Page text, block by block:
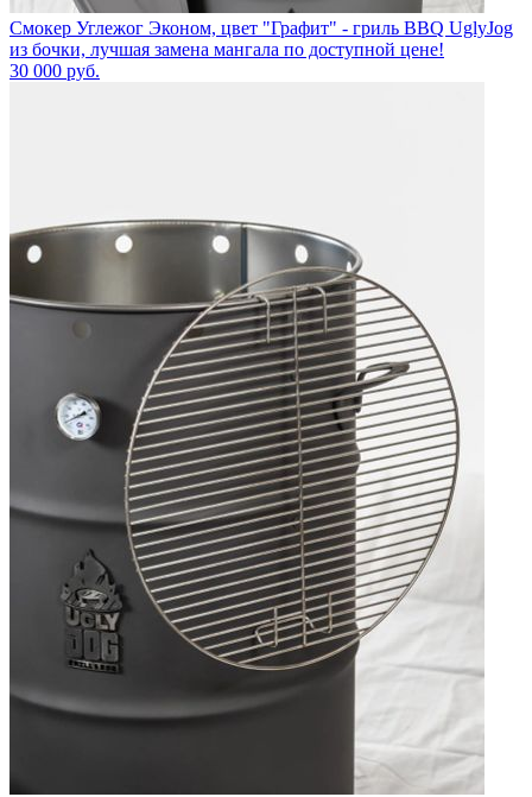
Смокер Углежог Эконом, цвет "Графит" - гриль BBQ UglyJog
из бочки, лучшая замена мангала по доступной цене!
30 000 руб.